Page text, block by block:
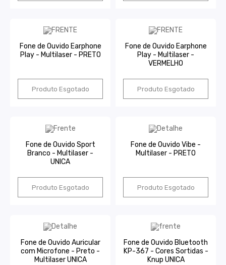
Fone de Ouvido Earphone
Play - Multilaser - PRETO
Produto Esgotado
Fone de Ouvido Earphone
Play - Multilaser -
VERMELHO
Produto Esgotado
Fone de Ouvido Sport
Branco - Multilaser -
UNICA
Produto Esgotado
Fone de Ouvido Vibe -
Multilaser - PRETO
Produto Esgotado
Fone de Ouvido Auricular
com Microfone - Preto -
Multilaser UNICA
Fone de Ouvido Bluetooth
KP-367 - Cores Sortidas -
Knup UNICA